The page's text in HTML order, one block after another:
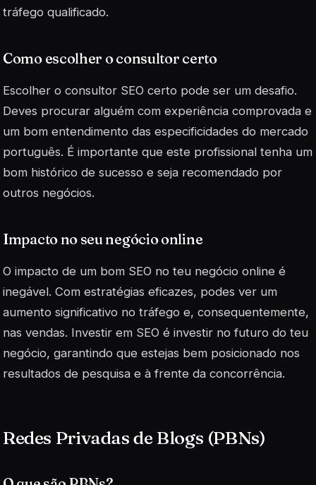
tráfego qualificado.
Como escolher o consultor certo
Escolher o consultor SEO certo pode ser um desafio.
Deves procurar alguém com experiência comprovada e
um bom entendimento das especificidades do mercado
português. É importante que este profissional tenha um
bom histórico de sucesso e seja recomendado por
outros negócios.
Impacto no seu negócio online
O impacto de um bom SEO no teu negócio online é
inegável. Com estratégias eficazes, podes ver um
aumento significativo no tráfego e, consequentemente,
nas vendas. Investir em SEO é investir no futuro do teu
negócio, garantindo que estejas bem posicionado nos
resultados de pesquisa e à frente da concorrência.
Redes Privadas de Blogs (PBNs)